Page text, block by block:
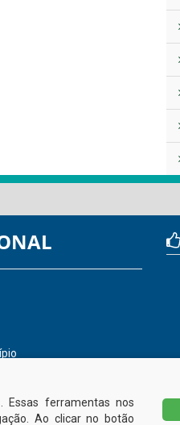
Essas ferramentas nos
Ao clicar no botão